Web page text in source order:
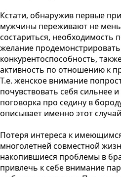
Кстати, обнаружив первые
мужчины переживают не
состариться, необходимость
желание
конкурентоспособность,
активность по отношению к
Т.е. женское внимание
почувствовать себя сильнее
поговорка про седину в
описывает именно этот
Потеря интереса к
многолетней совместной
накопившиеся проблемы в
привлечь к себе внимание